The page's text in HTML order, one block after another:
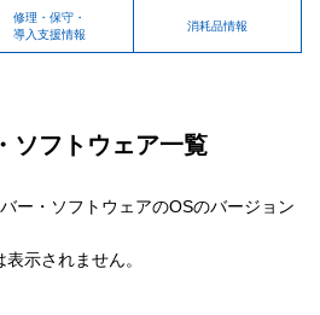
修理・保守・
導入支援情報
消耗品情報
ソフトウェア一覧
ー・ソフトウェアのOSのバージョン
示されません。